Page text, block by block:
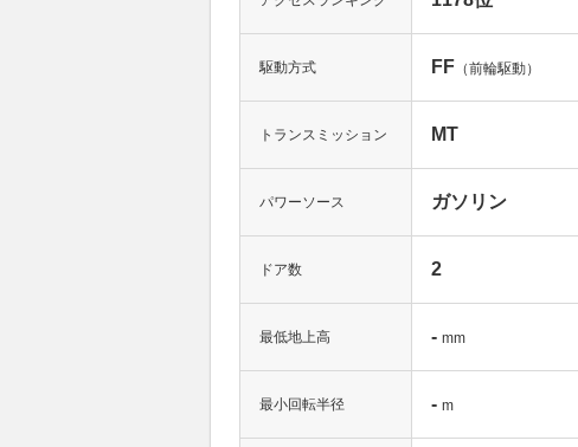
駆動方式 FF （前輪駆動）
トランスミッション MT
パワーソース ガソリン
ドア数 2
最低地上高 - mm
最小回転半径 - m